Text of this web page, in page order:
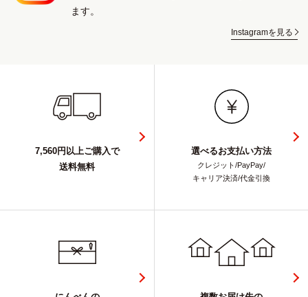
ます。
Instagramを見る
7,560円以上ご購入で
送料無料
選べるお支払い方法
クレジット/PayPay/
キャリア決済/代金引換